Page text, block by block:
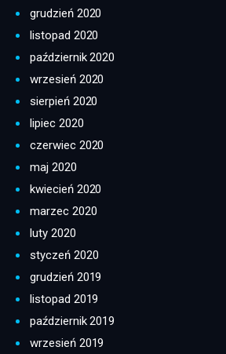
grudzień 2020
listopad 2020
październik 2020
wrzesień 2020
sierpień 2020
lipiec 2020
czerwiec 2020
maj 2020
kwiecień 2020
marzec 2020
luty 2020
styczeń 2020
grudzień 2019
listopad 2019
październik 2019
wrzesień 2019